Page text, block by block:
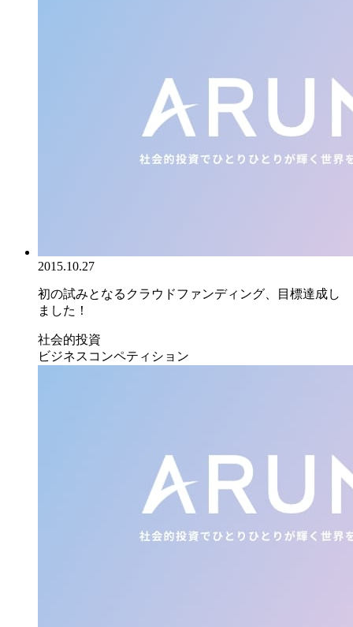
2015.10.27
初の試みとなるクラウドファンディング、目標達成し
ました！
社会的投資
ビジネスコンペティション